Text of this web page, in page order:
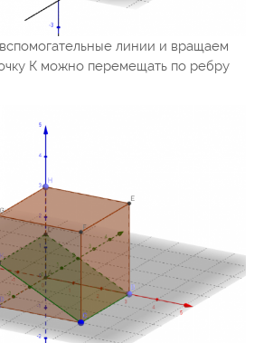
линии и вращаем
К можно перемещать по ребру